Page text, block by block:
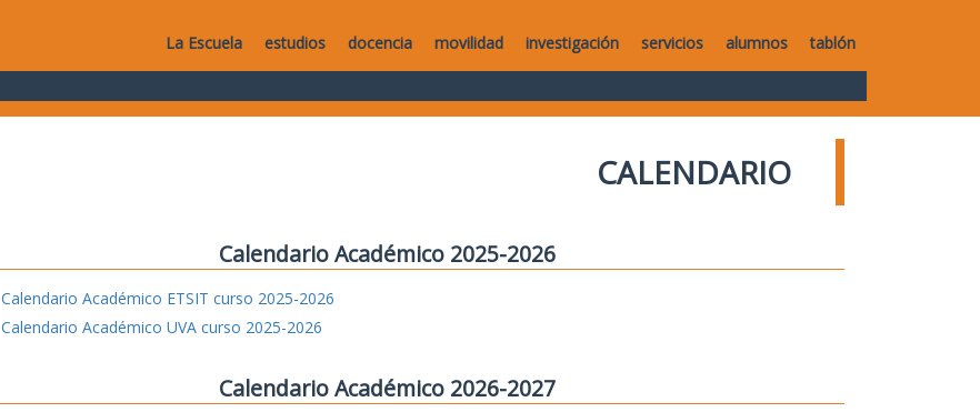
La Escuela estudios docencia movilidad investigación servicios alumnos tablón
CALENDARIO
Calendario Académico 2025-2026
Calendario Académico ETSIT curso 2025-2026
Calendario Académico UVA curso 2025-2026
Calendario Académico 2026-2027